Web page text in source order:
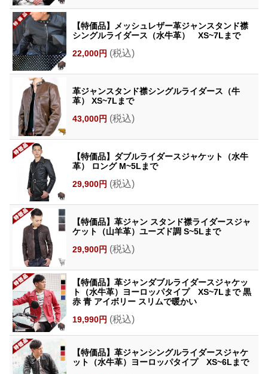
【特価品】メッシュレザー革ジャンスタンド襟
シングルライダース（水牛革） XS~7Lまで
22,000円 (税込)
革ジャンスタンド襟シングルライダース（牛
革） XS~7Lまで
43,000円 (税込)
【特価品】ダブルライダースジャケット（水牛
革） ロング M~5Lまで
29,900円 (税込)
【特価品】革ジャン スタンド襟ライダースジャ
ケット（山羊革）ユーズド調 S~5Lまで
29,900円 (税込)
【特価品】革ジャンダブルライダースジャケッ
ト（水牛革）ヨーロッパタイプ XS~7Lまで 黒
赤 青 アイボリー スリムで暖かい
19,990円 (税込)
【特価品】革ジャンシングルライダースジャケ
ット（水牛革）ヨーロッパタイプ XS~6Lまで